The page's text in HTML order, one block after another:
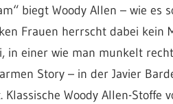
biegt Woody Allen – wie es
Frauen herrscht dabei kein
in einer wie man munkelt
Story – in der Javier
Woody Allen-Stoffe